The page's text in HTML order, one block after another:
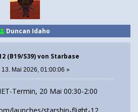
Duncan Idaho
(B19/S39) von Starbase
13. Mai 2026, 01:00:06 »
Termin, 20 Mai 00:30-2:00